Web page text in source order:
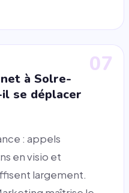
07
à Solre-
se déplacer
: appels
en visio et
largement.